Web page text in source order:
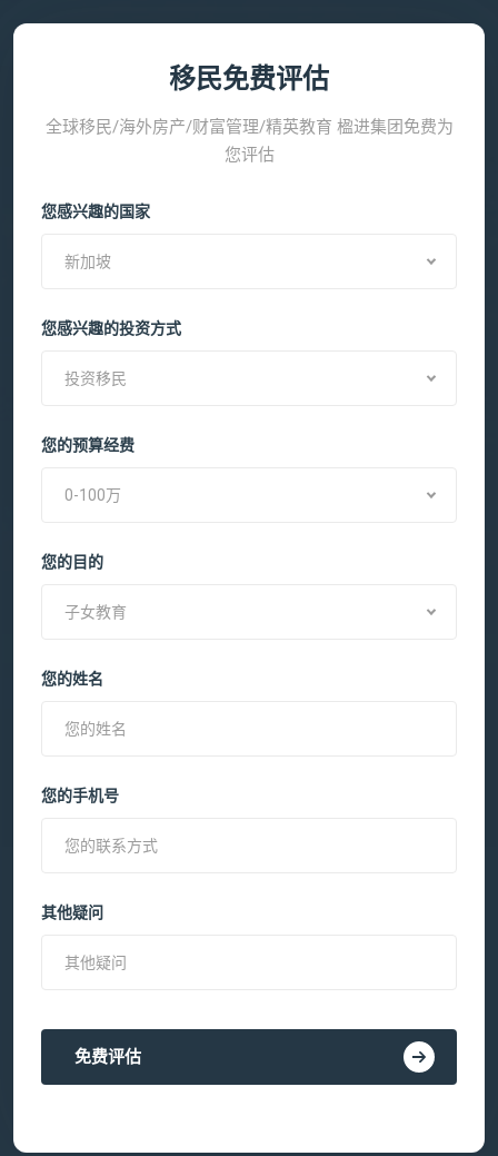
移民免费评估
全球移民/海外房产/财富管理/精英教育 楹进集团免费为
您评估
您感兴趣的国家
新加坡
您感兴趣的投资方式
投资移民
您的预算经费
0-100万
您的目的
子女教育
您的姓名
您的手机号
其他疑问
免费评估